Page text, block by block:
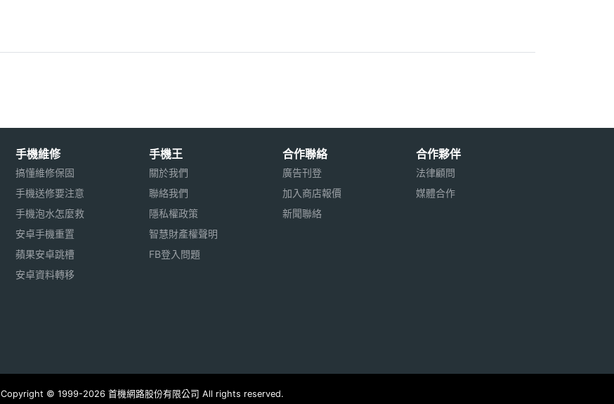
手機維修
搞懂維修保固
手機送修要注意
手機泡水怎麼救
安卓手機重置
蘋果安卓跳槽
安卓資料轉移
手機王
關於我們
聯絡我們
隱私權政策
智慧財產權聲明
FB登入問題
合作聯絡
廣告刊登
加入商店報價
新聞聯絡
合作夥伴
法律顧問
媒體合作
Copyright © 1999-2026 首機網路股份有限公司 All rights reserved.